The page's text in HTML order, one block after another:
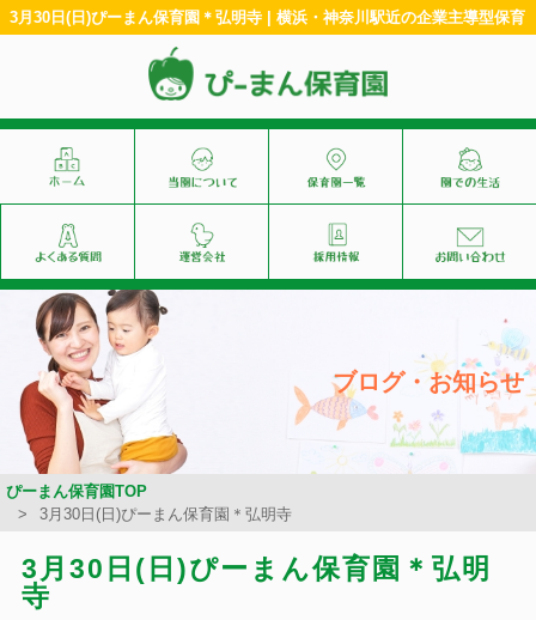
3月30日(日)ぴーまん保育園＊弘明寺 | 横浜・神奈川駅近の企業主導型保育
ブログ・お知らせ
ぴーまん保育園TOP
3月30日(日)ぴーまん保育園＊弘明寺
3月30日(日)ぴーまん保育園＊弘明
寺